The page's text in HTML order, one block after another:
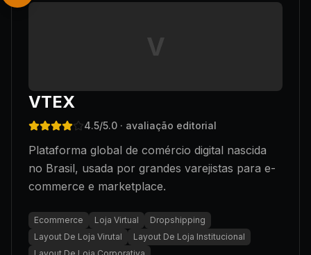
V
VTEX
4.5/5.0 · avaliação editorial
Plataforma global de comércio digital nascida
no Brasil, usada por grandes varejistas para e-
commerce e marketplace.
Ecommerce Loja Virtual
Dropshipping
Layout De Loja Virutal
Layout De Loja Institucional